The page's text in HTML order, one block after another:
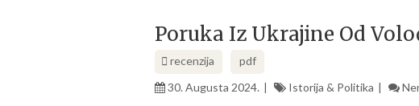
Poruka Iz Ukrajine Od
recenzija
pdf
30. Augusta 2024.
Istorija & Politika